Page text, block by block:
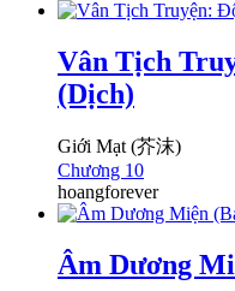
Vân Tịch
(Dịch)
Giới Mạt (芥沫)
Chương 10
hoangforever
Âm Dương